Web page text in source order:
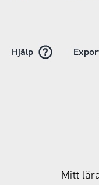
Hjälp
Mitt